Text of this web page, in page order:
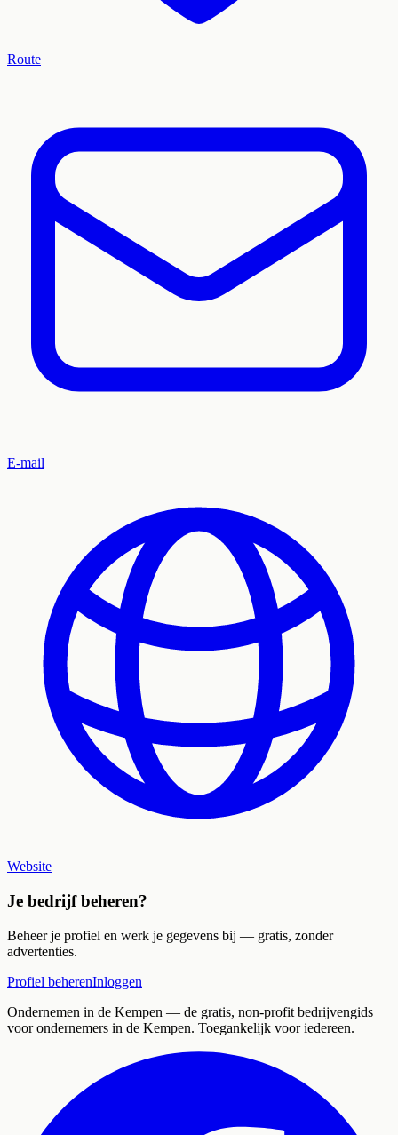
Route
E-mail
Website
Je bedrijf beheren?
Beheer je profiel en werk je gegevens bij — gratis, zonder
advertenties.
Profiel beherenInloggen
Ondernemen in de Kempen — de gratis, non-profit bedrijvengids
voor ondernemers in de Kempen. Toegankelijk voor iedereen.